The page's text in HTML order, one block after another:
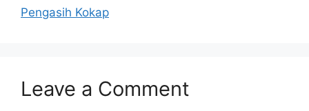
Pengasih Kokap
Leave a Comment